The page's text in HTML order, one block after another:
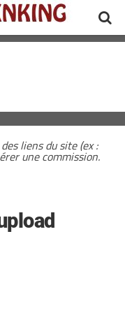
liens du site (ex :
une commission.